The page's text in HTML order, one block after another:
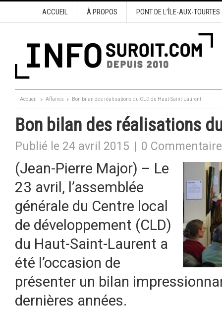
ACCUEIL À PROPOS PONT DE L’ÎLE-AUX-TOURTES
Accueil Affaires Bon bilan des réalisations du CLD du Haut-Saint-Laurent
Bon bilan des réalisations
Publié le 24 avril 2015 0 Commentaire
(Jean-Pierre Major) – Le
23 avril, l’assemblée
générale du Centre local
de développement (CLD)
du Haut-Saint-Laurent a
été l’occasion de
présenter un bilan
dernières années.